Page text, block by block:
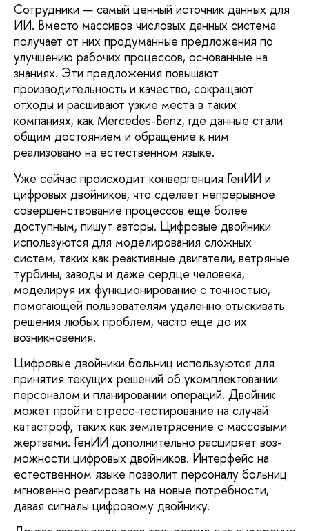
Сотрудники — самый ценный источник данных для
ИИ. Вместо массивов числовых данных система
получает от них продуман­ные предложения по
улучшению рабочих процессов, основанные на
знаниях. Эти предложения повышают
производитель­ность и качество, сокращают
отходы и рас­шивают узкие места в таких
компаниях, как Mercedes-Benz, где данные стали
общим достоянием и обращение к ним
реализовано на естественном языке.
Уже сейчас происходит конвергенция ГенИИ и
цифровых двойников, что сделает непрерывное
совершенствование процес­сов еще более
доступным, пишут авторы. Цифровые двойники
используются для моделирования сложных
систем, таких как реактивные двигатели, ветряные
турбины, заводы и даже сердце человека,
моделируя их функционирование с точностью,
помога­ющей пользователям удаленно отыскивать
решения любых проблем, часто еще до их
возникновения.
Цифровые двойники больниц исполь­зуются для
принятия текущих решений об укомплектовании
персоналом и планиро­вании операций. Двойник
может пройти стресс-тестирование на случай
катастроф, таких как землетрясение с массовыми
жерт­вами. ГенИИ дополнительно расширяет воз­
можности цифровых двойников. Интерфейс на
естественном языке позволит персоналу больниц
мгновенно реагировать на новые потребности,
давая сигналы цифровому двойнику.